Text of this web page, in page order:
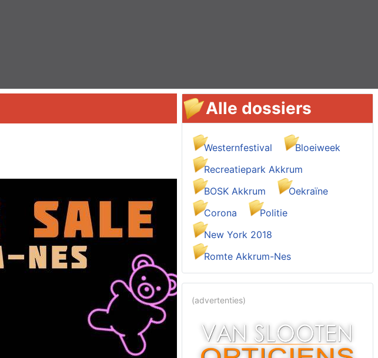
Alle dossiers
Westernfestival
Bloeiweek
Recreatiepark Akkrum
BOSK Akkrum
Oekraïne
Corona
Politie
New York 2018
Romte Akkrum-Nes
(advertenties)